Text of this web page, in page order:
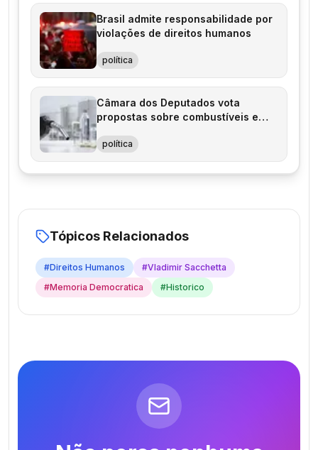
Brasil admite responsabilidade por
violações de direitos humanos
política
Câmara dos Deputados vota
propostas sobre combustíveis e
política
Tópicos Relacionados
#Direitos Humanos #Vladimir Sacchetta
#Memoria Democratica #Historico